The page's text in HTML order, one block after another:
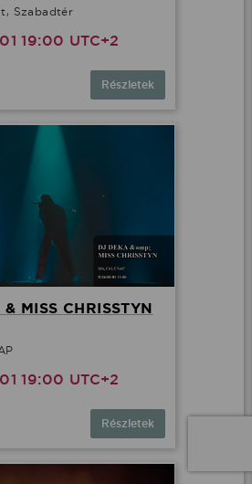
Szabadtér
19:00 UTC+2
Részletek
MISS CHRISSTYN
19:00 UTC+2
Részletek